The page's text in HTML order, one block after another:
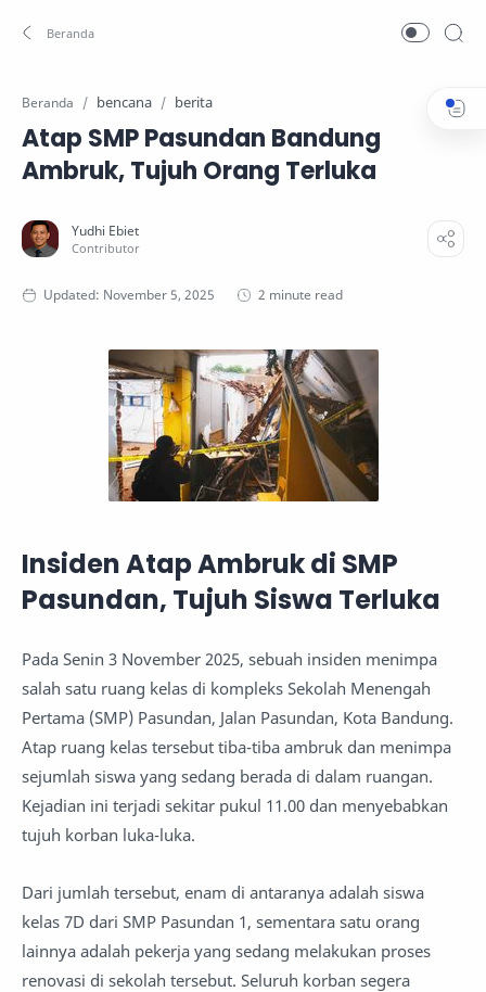
Beranda bencana berita
Atap SMP Pasundan Bandung
Ambruk, Tujuh Orang Terluka
2 minute read
Insiden Atap Ambruk di SMP
Pasundan, Tujuh Siswa Terluka
Pada Senin 3 November 2025, sebuah insiden menimpa
salah satu ruang kelas di kompleks Sekolah Menengah
Pertama (SMP) Pasundan, Jalan Pasundan, Kota Bandung.
Atap ruang kelas tersebut tiba-tiba ambruk dan menimpa
sejumlah siswa yang sedang berada di dalam ruangan.
Kejadian ini terjadi sekitar pukul 11.00 dan menyebabkan
tujuh korban luka-luka.
Dari jumlah tersebut, enam di antaranya adalah siswa
kelas 7D dari SMP Pasundan 1, sementara satu orang
lainnya adalah pekerja yang sedang melakukan proses
renovasi di sekolah tersebut. Seluruh korban segera